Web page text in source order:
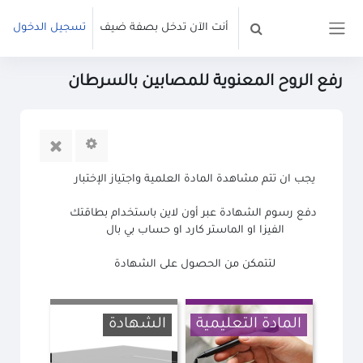
تخطى إلى المحتوى الرئيسي
تبديل إدخال البحث
أنت الآن تدخل بصفة ضيف تسجيل الدخول
رفع الروح المعنوية للمصابين بالسرطان
يجب ان تتم مشاهدة المادة العلمية واجتياز الإختبار
دفع رسوم الشهادة عبر أون لاين باستخدام بطاقتك
الفيزا او الماستر كارد او حساب بي بال
لتتمكن من الحصول على الشهادة
المادة التعليمية الشهادة